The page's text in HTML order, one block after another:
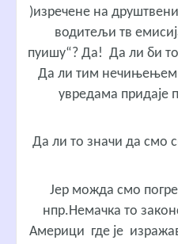
)изречене на
водитељи тв
пуишу“? Да! Да ли би
Да ли тим
увредама придаје
Да ли то значи да смо
Јер можда смо
нпр.Немачка то
Америци где је